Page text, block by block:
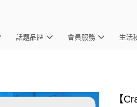
話題品牌 會員服務 生活
【